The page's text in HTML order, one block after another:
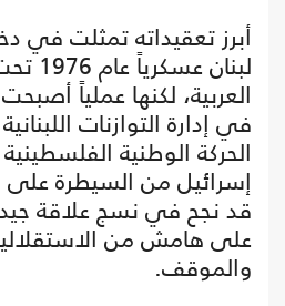
أبرز تعقيداته تمثلت في
لبنان
العربية، لكنها عملياً أصبحت
في إدارة التوازنات
الحركة الوطنية
إسرائيل من السيطرة على
قد نجح في نسج علاقة
على هامش من
والموقف.